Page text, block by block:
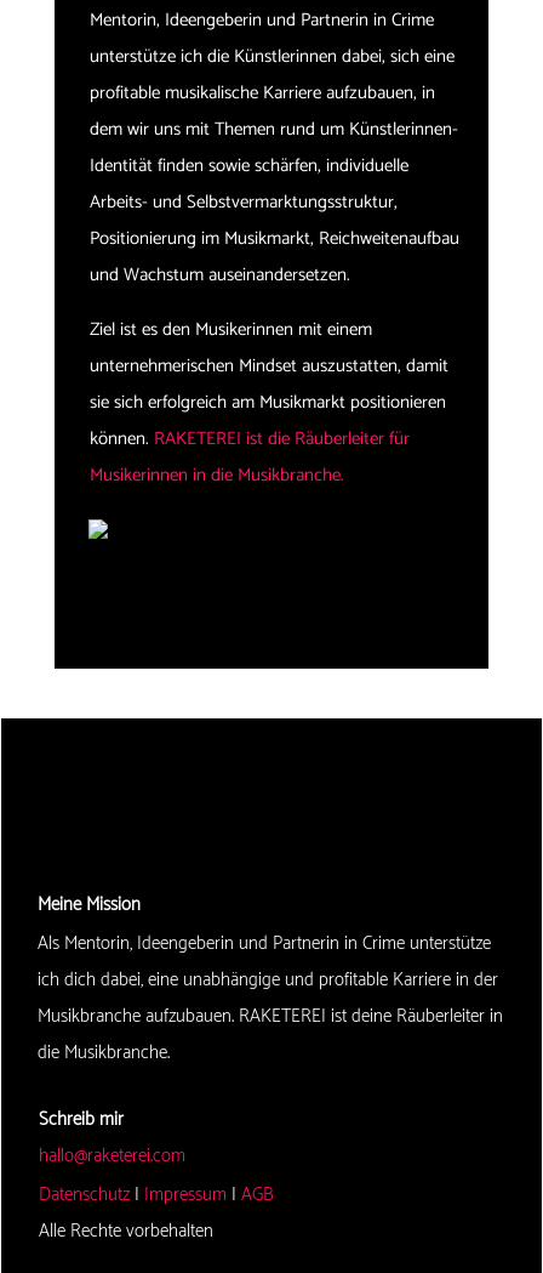
Mentorin, Ideengeberin und Partnerin in Crime
unterstütze ich die Künstlerinnen dabei, sich eine
profitable musikalische Karriere aufzubauen, in
dem wir uns mit Themen rund um Künstlerinnen-
Identität finden sowie schärfen, individuelle
Arbeits- und Selbstvermarktungsstruktur,
Positionierung im Musikmarkt, Reichweitenaufbau
und Wachstum auseinandersetzen.
Ziel ist es den Musikerinnen mit einem
unternehmerischen Mindset auszustatten, damit
sie sich erfolgreich am Musikmarkt positionieren
können. RAKETEREI ist die Räuberleiter für
Musikerinnen in die Musikbranche.
Meine Mission
Als Mentorin, Ideengeberin und Partnerin in Crime unterstütze
ich dich dabei, eine unabhängige und profitable Karriere in der
Musikbranche aufzubauen. RAKETEREI ist deine Räuberleiter in
die Musikbranche.
Schreib mir
hallo@raketerei.com
Datenschutz | Impressum | AGB
Alle Rechte vorbehalten